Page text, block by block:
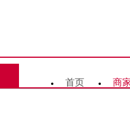
首页 商